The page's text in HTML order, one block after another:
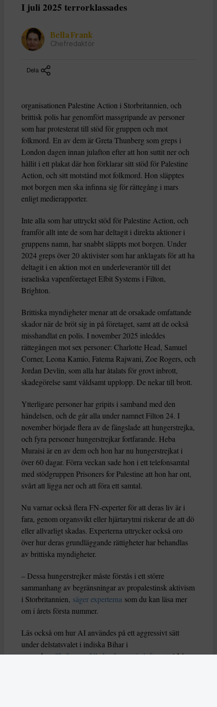
I juli 2025 terrorklassades
Bella Frank
Chefredaktör
Dela
organisationen Palestine Action i Storbritannien, och
brittisk polis har genomfört massgripande av personer
som har protesterat till stöd för gruppen och mot
folkmord. En av dem är Greta Thunberg som greps i
London dagen innan julafton efter att hon suttit ner och
hållit i ett plakat där hon förklarar sitt stöd för Palestine
Action, och sitt motstånd mot folkmord. Hon släpptes
mot borgen men ska infinna sig för rättegång i mars
enligt medierapporter.
Inte alla som har uttryckt stöd för Palestine Action, och
framför allt inte de som har deltagit i direkta aktioner i
gruppens namn, har snabbt släppts mot borgen. Under
2024 greps över 20 aktivister som har anklagats för att ha
deltagit i en aktion mot en underleverantör till det
israeliska vapenföretaget Elbit Systems i Filton,
Brighton.
Brittiska myndigheter menar att de orsakade omfattande
skador när de bröt sig in på företaget, samt att de också
misshandlat en polis. I november 2025 inleddes
rättegången mot sex personer: Charlotte Head, Samuel
Corner, Leona Kamio, Fatema Rajwani, Zoe Rogers, och
Jordan Devlin, som alla har åtalats för grovt inbrott,
skadegörelse samt våldsamt upplopp. De nekar till brott.
Ytterligare personer har gripits i samband med den
händelsen, och de går alla under namnet Filton 24. I
november började flera av de fängslade att hungerstrejka,
och fyra personer hungerstrejkar fortfarande. Heba
Muraisi är en av dem och hon har nu hungerstrejkat i
över 60 dagar. Förra veckan sade hon i ett telefonsamtal
med stödgruppen Prisoners for Palestine att hon har ont,
svårt att ligga ner och att föra ett samtal.
Nu varnar också flera FN-experter för att deras liv är i
fara, genom organsvikt eller hjärtarytmi riskerar de att dö
eller allvarligt skadas. Experterna uttrycker också oro
över hur deras grundläggande rättigheter har behandlas
av brittiska myndigheter.
– Dessa hungerstrejker måste förstås i ett större
sammanhang av begränsningar av propalestinsk aktivism
i Storbritannien, säger experterna som du kan läsa mer
om i årets första nummer.
Läs också om hur AI användes på ett aggressivt sätt
under delstatsvalet i indiska Bihar i
november.Skribenten Vladan Lausevic lyfter attAI å